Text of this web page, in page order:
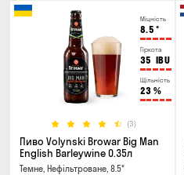
Міцність
8.5 °
Гіркота
35 IBU
Щільність
23 %
(3)
Пиво Volynski Browar Big Man
English Barleywine 0.35л
Темне, Нефільтроване, 8.5°